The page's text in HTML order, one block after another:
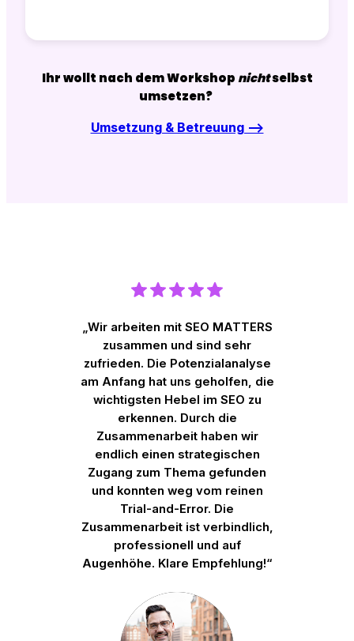
Ihr wollt nach dem Workshopnichtselbst
umsetzen?
Umsetzung & Betreuung –>
„Wir arbeiten mit SEO MATTERS
zusammen und sind sehr
zufrieden. Die Potenzialanalyse
am Anfang hat uns geholfen, die
wichtigsten Hebel im SEO zu
erkennen. Durch die
Zusammenarbeit haben wir
endlich einen strategischen
Zugang zum Thema gefunden
und konnten weg vom reinen
Trial-and-Error. Die
Zusammenarbeit ist verbindlich,
professionell und auf
Augenhöhe. Klare Empfehlung!“